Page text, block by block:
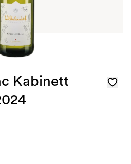
Kabinett